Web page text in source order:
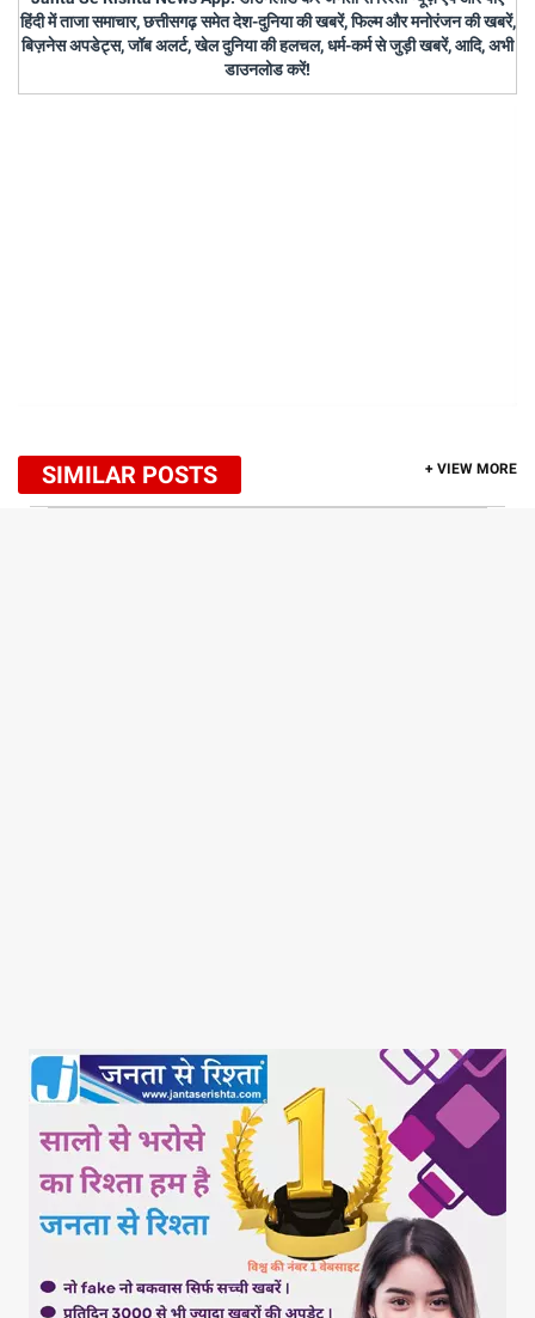
हिंदी में ताजा समाचार, छत्तीसगढ़ समेत देश-दुनिया की खबरें, फिल्म और मनोरंजन की खबरें,
बिज़नेस अपडेट्स, जॉब अलर्ट, खेल दुनिया की हलचल, धर्म-कर्म से जुड़ी खबरें, आदि, अभी
डाउनलोड करें!
SIMILAR POSTS + VIEW MORE